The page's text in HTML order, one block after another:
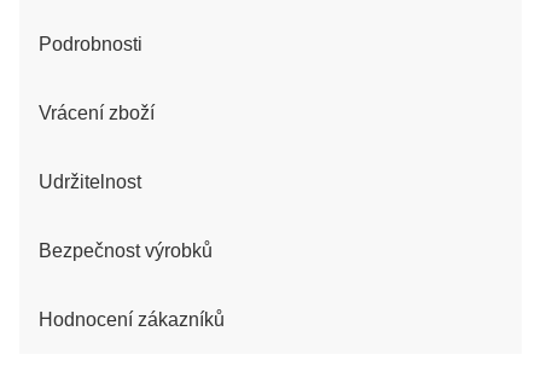
Podrobnosti
Vrácení zboží
Udržitelnost
Bezpečnost výrobků
Hodnocení zákazníků